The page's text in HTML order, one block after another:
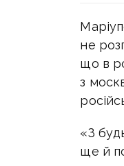
не
що в
з
«З
ще й